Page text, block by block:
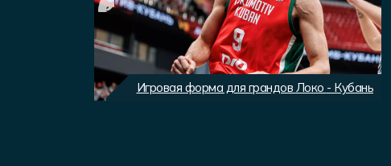
Игровая форма для грандов Локо - Кубань